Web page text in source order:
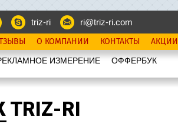
triz-ri ri@triz-ri.com
О КОМПАНИИ КОНТАКТЫ АКЦИИ
ИЗМЕРЕНИЕ OФФЕРБУК
RI